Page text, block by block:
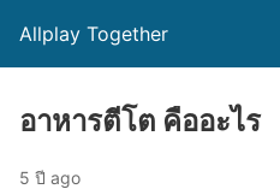
Allplay Together
อาหารตีโต คืออะไร
5 ปี ago